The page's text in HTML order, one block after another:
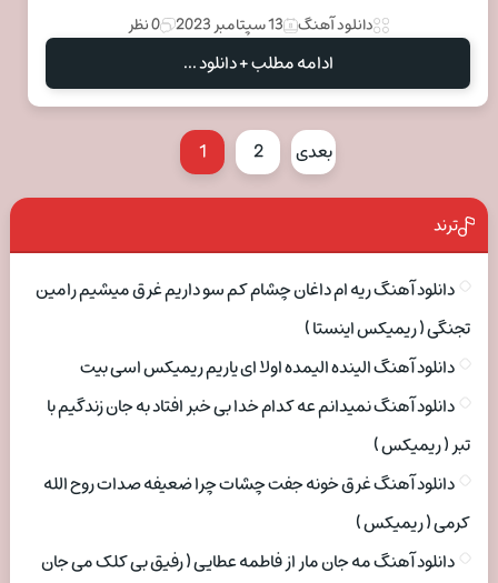
دانلود آهنگ 13 سپتامبر 2023 0 نظر
ادامه مطلب + دانلود ...
1 2 بعدی
ترند
دانلود آهنگ ریه ام داغان چشام کم سو داریم غرق میشیم رامین
تجنگی ( ریمیکس اینستا )
دانلود آهنگ الینده الیمده اولا ای یاریم ریمیکس اسی بیت
دانلود آهنگ نمیدانم عه کدام خدا بی خبر افتاد به جان زندگیم با
تبر ( ریمیکس )
دانلود آهنگ غرق خونه جفت چشات چرا ضعیفه صدات روح الله
کرمی ( ریمیکس )
دانلود آهنگ مه جان مار از فاطمه عطایی ( رفیق بی کلک می جان